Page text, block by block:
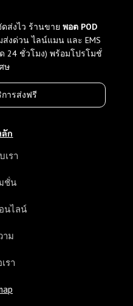
ส่งไว ร้านขาย พอต POD
ส่งด่วน ไลน์แมน และ EMS
24 ชั่วโมง) พร้อมโปรโมชั่
ษ
ารส่งฟรี
ก
เรา
ชั่น
นไลน์
าม
รา